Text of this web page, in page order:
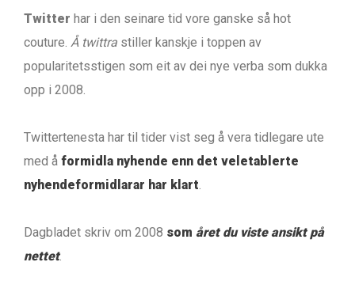
Twitter har i den seinare tid vore ganske så hot
couture. Å twittra stiller kanskje i toppen av
popularitetsstigen som eit av dei nye verba som dukka
opp i 2008.
Twittertenesta har til tider vist seg å vera tidlegare ute
med å formidla nyhende enn det veletablerte
nyhendeformidlarar har klart.
Dagbladet skriv om 2008 som året du viste ansikt på
nettet.